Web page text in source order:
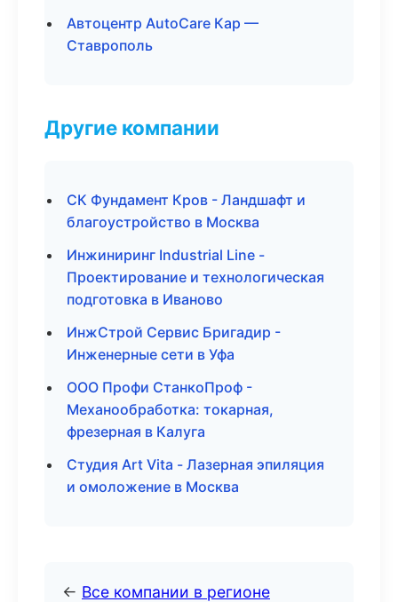
Автоцентр AutoCare Кар —
Ставрополь
Другие компании
СК Фундамент Кров - Ландшафт и
благоустройство в Москва
Инжиниринг Industrial Line -
Проектирование и технологическая
подготовка в Иваново
ИнжСтрой Сервис Бригадир -
Инженерные сети в Уфа
ООО Профи СтанкоПроф -
Механообработка: токарная,
фрезерная в Калуга
Студия Art Vita - Лазерная эпиляция
и омоложение в Москва
← Все компании в регионе